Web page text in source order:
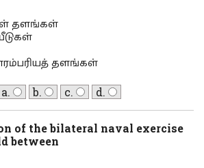
தளங்கள்
தளங்கள்
a. b. c. d.
of the bilateral naval exercise
between